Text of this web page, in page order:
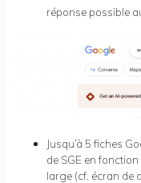
réponse possible
Jusqu’à 5 fiches
de SGE en
large (cf. écran de